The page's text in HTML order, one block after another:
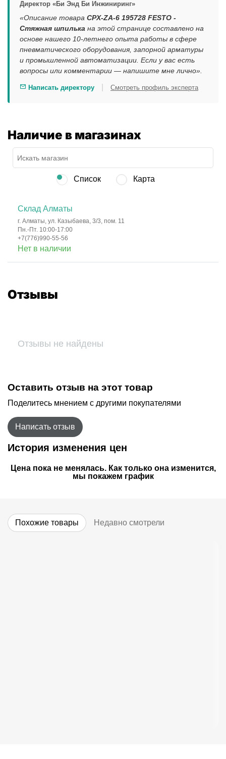
Директор «Би Энд Би Инжиниринг»
«Описание товара CPX-ZA-6 195728 FESTO -
Стяжная шпилька на этой странице составлено на
основе нашего 10-летнего опыта работы в сфере
пневматического оборудования, запорной арматуры
и промышленной автоматизации. Если у вас есть
вопросы или комментарии — напишите мне лично».
Написать директору Смотреть профиль эксперта
Наличие в магазинах
Список Карта
Склад Алматы
г. Алматы, ул. Казыбаева, 3/3, пом. 11
Пн.-Пт. 10:00-17:00
+7(776)990-55-56
Нет в наличии
Отзывы
Отзывы не найдены
Оставить отзыв на этот товар
Поделитесь мнением с другими покупателями
Написать отзыв
История изменения цен
Цена пока не менялась. Как только она изменится,
мы покажем график
Похожие товары Недавно смотрели